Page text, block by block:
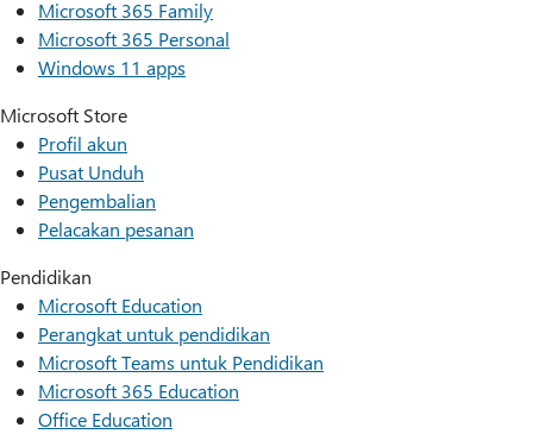
Microsoft 365 Family
Microsoft 365 Personal
Windows 11 apps
Microsoft Store
Profil akun
Pusat Unduh
Pengembalian
Pelacakan pesanan
Pendidikan
Microsoft Education
Perangkat untuk pendidikan
Microsoft Teams untuk Pendidikan
Microsoft 365 Education
Office Education